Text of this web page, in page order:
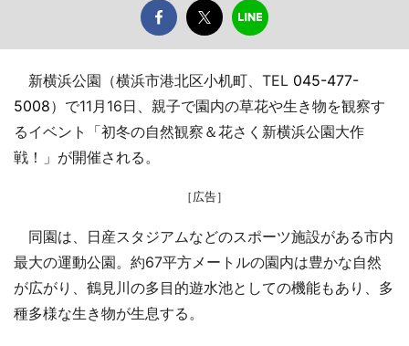
新横浜公園（横浜市港北区小机町、TEL 045-477-
5008）で11月16日、親子で園内の草花や生き物を観察す
るイベント「初冬の自然観察＆花さく新横浜公園大作
戦！」が開催される。
［広告］
同園は、日産スタジアムなどのスポーツ施設がある市内
最大の運動公園。約67平方メートルの園内は豊かな自然
が広がり、鶴見川の多目的遊水池としての機能もあり、多
種多様な生き物が生息する。